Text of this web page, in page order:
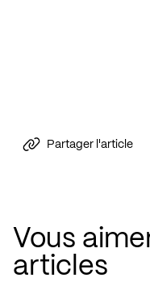
Partager l'article
Vous
articles